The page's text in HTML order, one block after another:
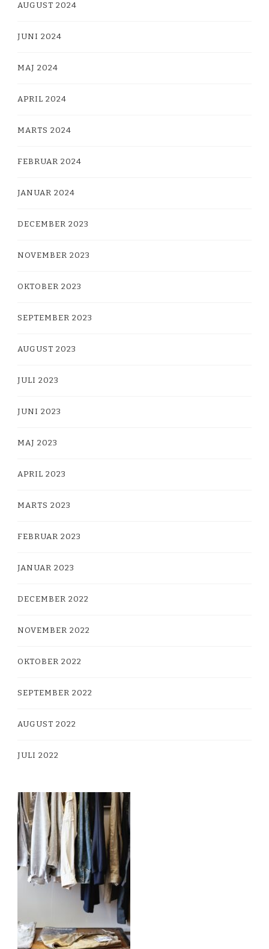
AUGUST 2024
JUNI 2024
MAJ 2024
APRIL 2024
MARTS 2024
FEBRUAR 2024
JANUAR 2024
DECEMBER 2023
NOVEMBER 2023
OKTOBER 2023
SEPTEMBER 2023
AUGUST 2023
JULI 2023
JUNI 2023
MAJ 2023
APRIL 2023
MARTS 2023
FEBRUAR 2023
JANUAR 2023
DECEMBER 2022
NOVEMBER 2022
OKTOBER 2022
SEPTEMBER 2022
AUGUST 2022
JULI 2022